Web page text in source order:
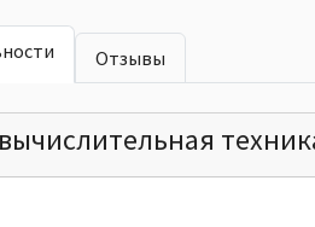
Отзывы